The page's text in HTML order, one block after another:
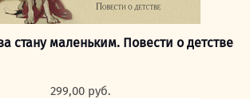
стану маленьким. Повести о детстве
299,00 руб.